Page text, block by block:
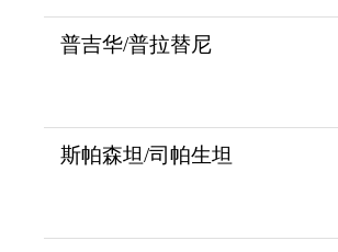
普吉华/普拉替尼
斯帕森坦/司帕生坦